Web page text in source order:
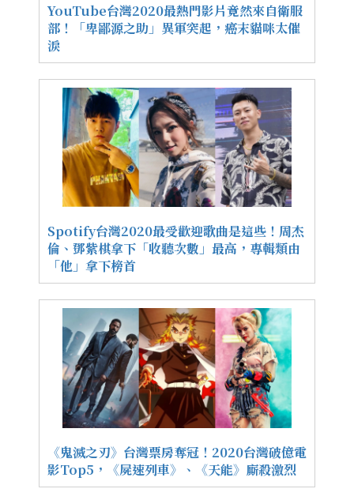
YouTube台灣2020最熱門影片竟然來自衛服
部！「卑鄙源之助」異軍突起，癌末貓咪太催
淚
Spotify台灣2020最受歡迎歌曲是這些！周杰
倫、鄧紫棋拿下「收聽次數」最高，專輯類由
「他」拿下榜首
《鬼滅之刃》台灣票房奪冠！2020台灣破億電
影Top5，《屍速列車》、《天能》廝殺激烈